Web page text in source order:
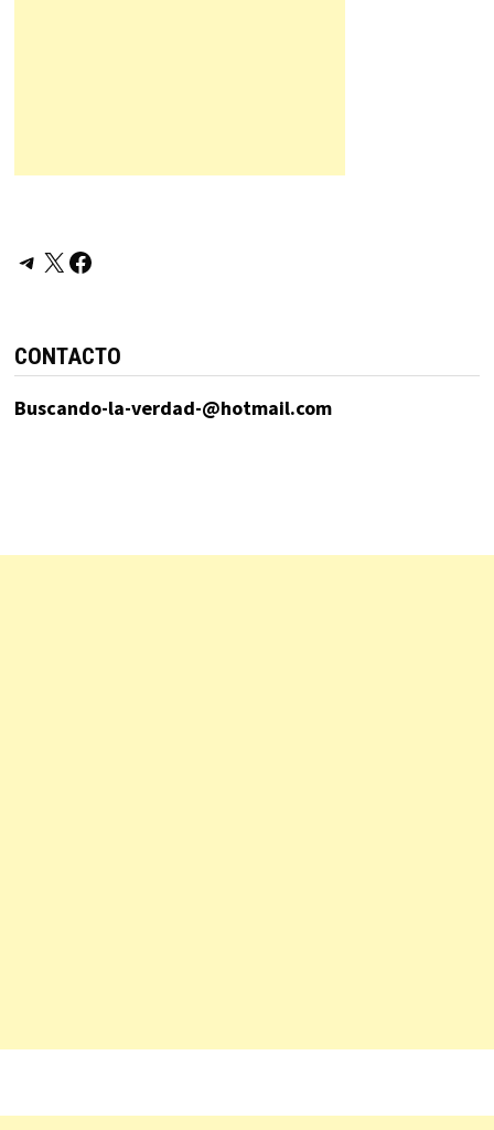
Telegram
X Facebook
CONTACTO
Buscando-la-verdad-@hotmail.com